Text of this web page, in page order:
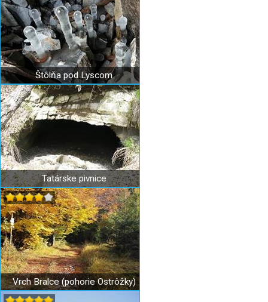
Štôlňa pod Lyscom
Tatárske pivnice
Vrch Bralce (pohorie Ostrôžky)